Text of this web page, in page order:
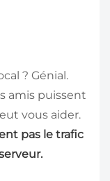
? Génial.
amis puissent
vous aider.
pas le trafic